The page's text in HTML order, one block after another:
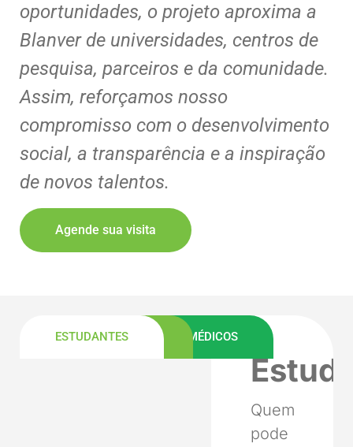
oportunidades, o projeto aproxima a
Blanver de universidades, centros de
pesquisa, parceiros e da comunidade.
Assim, reforçamos nosso
compromisso com o desenvolvimento
social, a transparência e a inspiração
de novos talentos.
Agende sua visita
ESTUDANTES
FAMILIARESCOMUNIDADEMÉDICOS
Quem
pode